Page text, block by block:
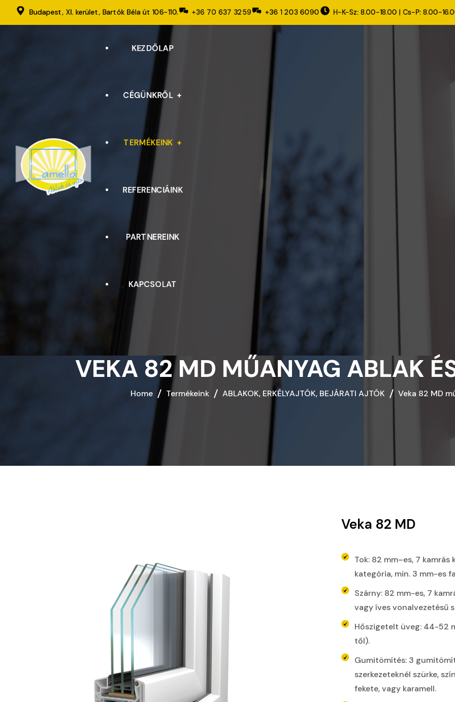
Budapest, XI. kerület, Bartók Béla út 106-110. +36 70 637 3259 +36 1 203 6090 H-K-Sz: 8.00-18.00 | Cs-P: 8.00-
KEZDŐLAP
CÉGÜNKRŐL
PANEL ABLAKCSERE
TERMÉKEINK
ABLAKOK, ERKÉLYAJTÓK,
BEJÁRATI AJTÓK
VEKA 70 AD
AJTÓRENDSZER
REHAU SYNEGO
BEJÁRATI AJTÓK
BIZTONSÁGI AJTÓK
MŰANYAG ÉS FA HARMONIKA
AJTÓK
NAPELLENZŐK
REDŐNYÖK
SZALAGFÜGGÖNY
REFERENCIÁINK
PARTNEREINK
KAPCSOLAT
VEKA 82 MD MŰANYAG ABLAK
Home Termékeink ABLAKOK, ERKÉLYAJTÓK, BEJÁRATI AJTÓK Veka 82 MD
Veka 82 MD
Tok: 82 mm–es, 7 kamrás
kategória, min. 3 mm-es
Szárny: 82 mm-es, 7
vagy íves vonalvezetésű
Hőszigetelt üveg: 44-52
től).
Gumitömítés: 3
szerkezeteknél szürke,
fekete, vagy karamell.